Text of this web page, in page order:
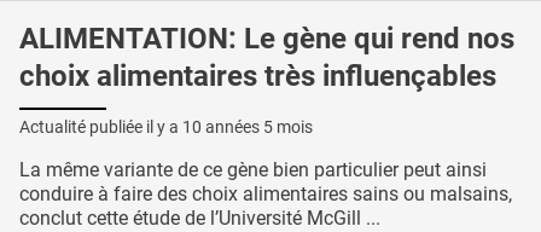
ALIMENTATION: Le gène qui rend nos
choix alimentaires très influençables
Actualité publiée il y a 10 années 5 mois
La même variante de ce gène bien particulier peut ainsi
conduire à faire des choix alimentaires sains ou malsains,
conclut cette étude de l’Université McGill ...